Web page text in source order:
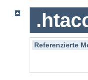
Referenzierte